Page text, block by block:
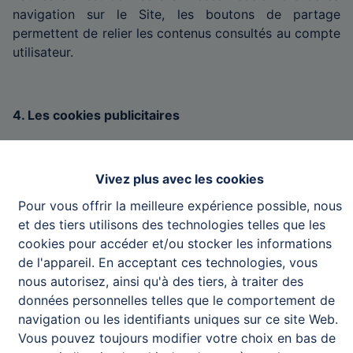
Vivez plus avec les cookies
Pour vous offrir la meilleure expérience possible, nous
et des tiers utilisons des technologies telles que les
cookies pour accéder et/ou stocker les informations
de l'appareil. En acceptant ces technologies, vous
nous autorisez, ainsi qu'à des tiers, à traiter des
données personnelles telles que le comportement de
navigation ou les identifiants uniques sur ce site Web.
Vous pouvez toujours modifier votre choix en bas de
navigation sur le Site, les boutons de partage
permettent de relier les contenus consultés au compte
utilisateur.
4. Les cookies publicitaires
de vous proposer des publicités qui vous sont
adaptées et correspondent à vos centres d’intérêt. Ils
permettent également de limiter le nombre de fois que
vous verrez une publicité et nous aident à évaluer
l’efficacité de nos campagnes publicitaires. Ils sont en
général installés par des réseaux publicitaires avec
l’autorisation de l’opérateur du site Internet. Ils
mémorisent les visites effectuées sur un site et
partagent ces informations avec d’autres entreprises